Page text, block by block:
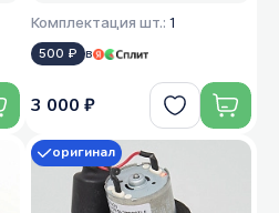
Комплектация шт.: 1
500 ₽ в
3 000 ₽
оригинал